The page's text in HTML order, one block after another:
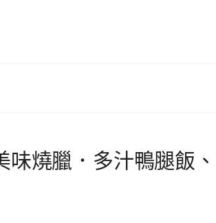
味燒臘．多汁鴨腿飯、